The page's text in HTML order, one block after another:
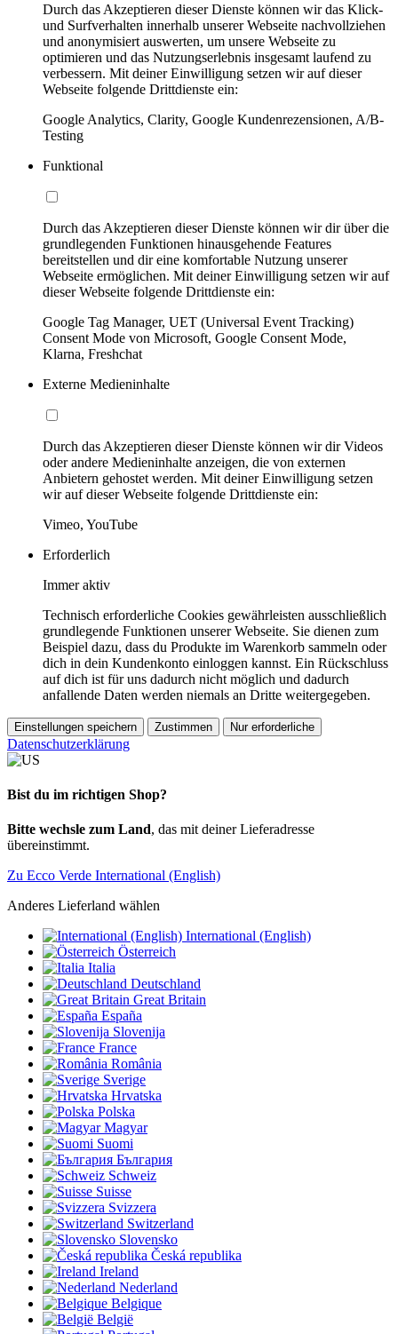
Durch das Akzeptieren dieser Dienste können wir das Klick-
und Surfverhalten innerhalb unserer Webseite nachvollziehen
und anonymisiert auswerten, um unsere Webseite zu
optimieren und das Nutzungserlebnis insgesamt laufend zu
verbessern. Mit deiner Einwilligung setzen wir auf dieser
Webseite folgende Drittdienste ein:
Google Analytics, Clarity, Google Kundenrezensionen, A/B-
Testing
Funktional
Durch das Akzeptieren dieser Dienste können wir dir über die
grundlegenden Funktionen hinausgehende Features
bereitstellen und dir eine komfortable Nutzung unserer
Webseite ermöglichen. Mit deiner Einwilligung setzen wir auf
dieser Webseite folgende Drittdienste ein:
Google Tag Manager, UET (Universal Event Tracking)
Consent Mode von Microsoft, Google Consent Mode,
Klarna, Freshchat
Externe Medieninhalte
Durch das Akzeptieren dieser Dienste können wir dir Videos
oder andere Medieninhalte anzeigen, die von externen
Anbietern gehostet werden. Mit deiner Einwilligung setzen
wir auf dieser Webseite folgende Drittdienste ein:
Vimeo, YouTube
Erforderlich
Immer aktiv
Technisch erforderliche Cookies gewährleisten ausschließlich
grundlegende Funktionen unserer Webseite. Sie dienen zum
Beispiel dazu, dass du Produkte im Warenkorb sammeln oder
dich in dein Kundenkonto einloggen kannst. Ein Rückschluss
auf dich ist für uns dadurch nicht möglich und dadurch
anfallende Daten werden niemals an Dritte weitergegeben.
Einstellungen speichern Zustimmen Nur erforderliche
Datenschutzerklärung
Bist du im richtigen Shop?
Bitte wechsle zum Land, das mit deiner Lieferadresse
übereinstimmt.
Zu Ecco Verde International (English)
Anderes Lieferland wählen
International (English)
Österreich
Italia
Deutschland
Great Britain
España
Slovenija
France
România
Sverige
Hrvatska
Polska
Magyar
Suomi
България
Schweiz
Suisse
Svizzera
Switzerland
Slovensko
Česká republika
Ireland
Nederland
Belgique
België